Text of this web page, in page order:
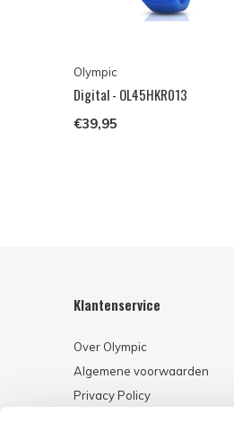
Olympic
Digital - OL45HKR013
€39,95
Klantenservice
Over Olympic
Algemene voorwaarden
Privacy Policy